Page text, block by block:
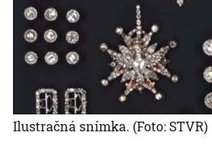
Ilustračná snímka. (Foto: STVR)